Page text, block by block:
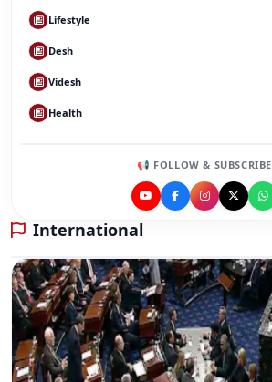
Lifestyle
Desh
Videsh
Health
📢 FOLLOW & SUBSCRIBE
International